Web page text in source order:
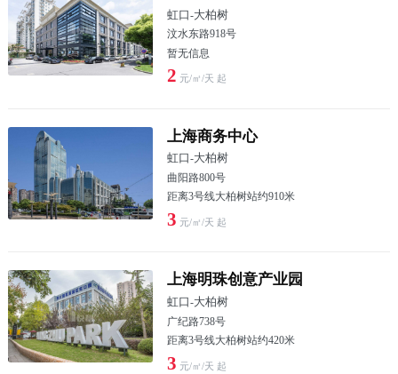
虹口-大柏树
汶水东路918号
暂无信息
2 元/㎡/天 起
上海商务中心
虹口-大柏树
曲阳路800号
距离3号线大柏树站约910米
3 元/㎡/天 起
上海明珠创意产业园
虹口-大柏树
广纪路738号
距离3号线大柏树站约420米
3 元/㎡/天 起